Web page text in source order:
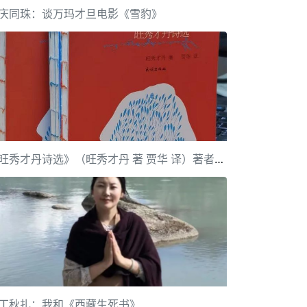
同珠：谈万玛才旦电影《雪豹》
《旺秀才丹诗选》（旺秀才丹 著 贾华 译）著者和译者手记
秋扎：我和《西藏生死书》